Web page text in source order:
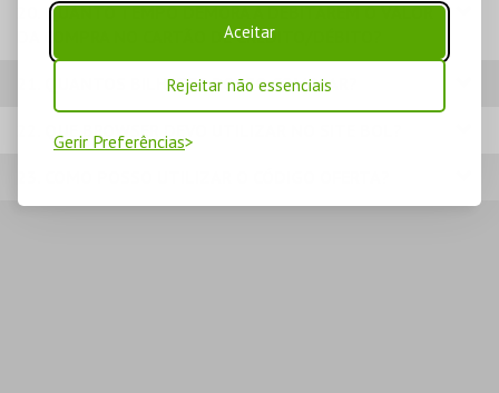
Aceitar
Rejeitar não essenciais
Gerir Preferências
20. QUANTO TEMPO DEMORA A DEBITAREM O VALOR
DA COMPRA NO CARTÃO DE CRÉDITO/DÉBITO?
21. QUANTOS BILHETES POSSO COMPRAR?
22. QUE BROWSER DEVO UTILIZAR NO SITE BOL?